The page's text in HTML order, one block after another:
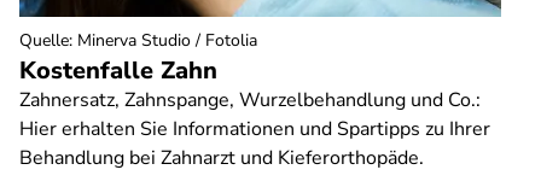
Kostenfalle Zahn
Zahnersatz, Zahnspange, Wurzelbehandlung und Co.:
Hier erhalten Sie Informationen und Spartipps zu Ihrer
Behandlung bei Zahnarzt und Kieferorthopäde.
Quelle: Minerva Studio / Fotolia